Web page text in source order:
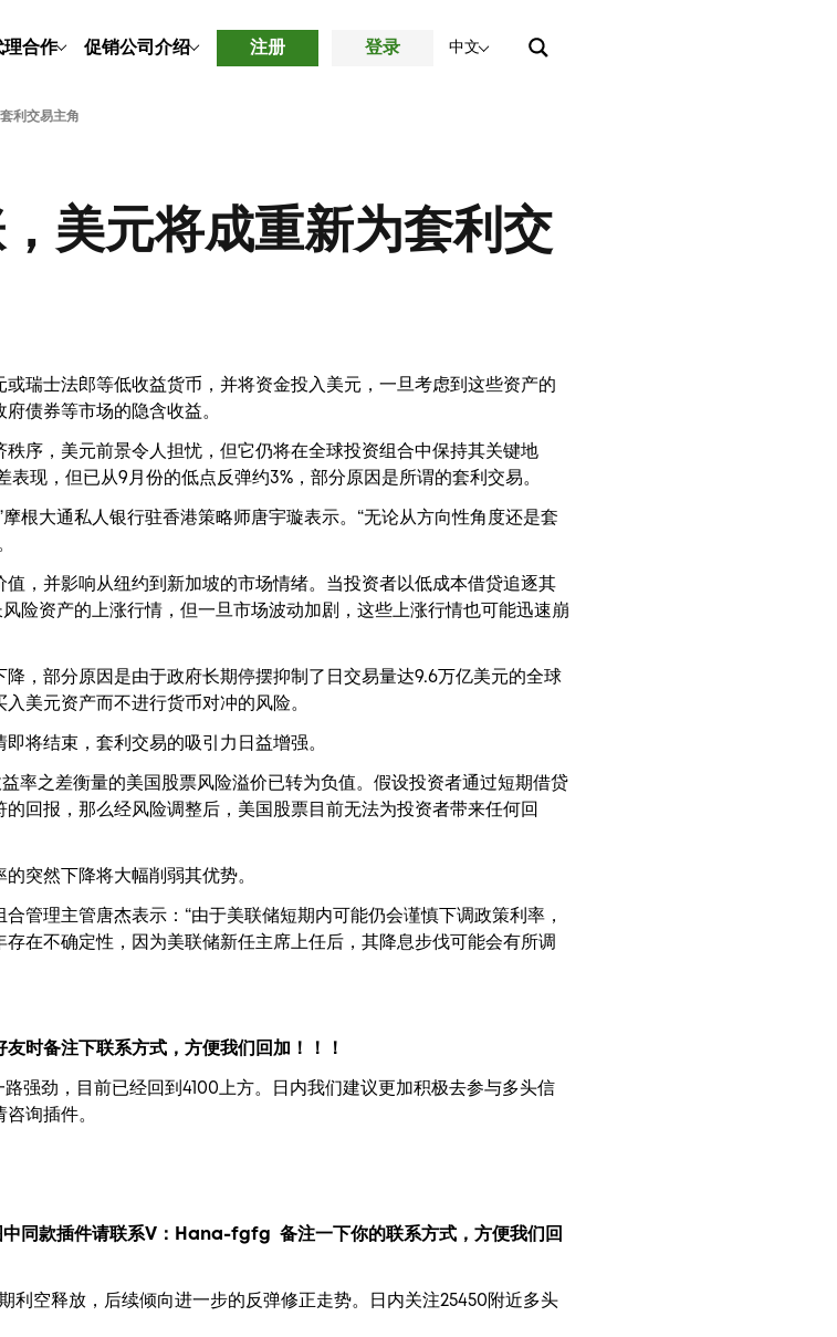
理合作 促销公司介绍 注册 登录 中文
利交易主角
美元将成重新为套利交
瑞士法郎等低收益货币，并将资金投入美元，一旦考虑到这些资产的
债券等市场的隐含收益。
序，美元前景令人担忧，但它仍将在全球投资组合中保持其关键地
现，但已从9月份的低点反弹约3%，部分原因是所谓的套利交易。
根大通私人银行驻香港策略师唐宇璇表示。“无论从方向性角度还是套
，并影响从纽约到新加坡的市场情绪。当投资者以低成本借贷追逐其
险资产的上涨行情，但一旦市场波动加剧，这些上涨行情也可能迅速崩
，部分原因是由于政府长期停摆抑制了日交易量达9.6万亿美元的全球
美元资产而不进行货币对冲的风险。
将结束，套利交易的吸引力日益增强。
率之差衡量的美国股票风险溢价已转为负值。假设投资者通过短期借贷
回报，那么经风险调整后，美国股票目前无法为投资者带来任何回
突然下降将大幅削弱其优势。
管理主管唐杰表示：“由于美联储短期内可能仍会谨慎下调政策利率，
在不确定性，因为美联储新任主席上任后，其降息步伐可能会有所调
时备注下联系方式，方便我们回加！！！
强劲，目前已经回到4100上方。日内我们建议更加积极去参与多头信
询插件。
同款插件请联系V： Hana-fgfg 备注一下你的联系方式，方便我们回
利空释放，后续倾向进一步的反弹修正走势。日内关注25450附近多头